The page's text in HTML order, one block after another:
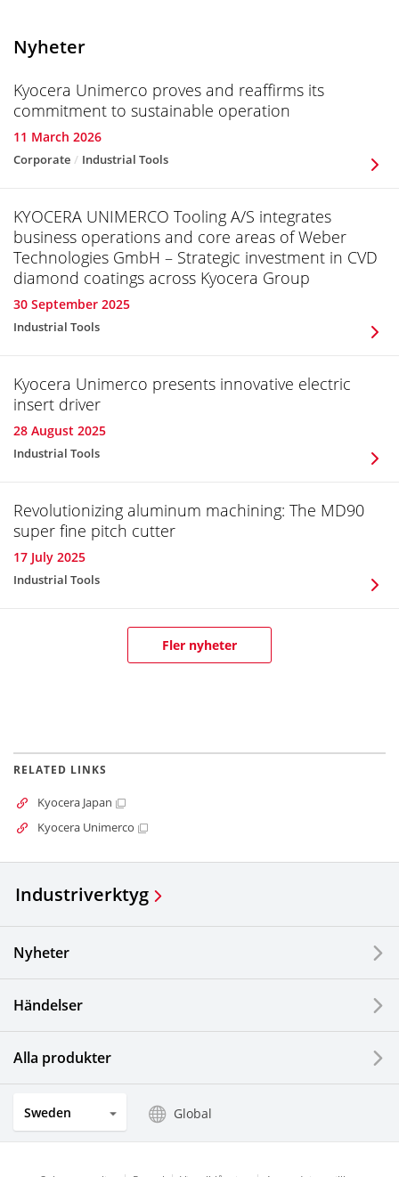
Nyheter
Kyocera Unimerco proves and reaffirms its
commitment to sustainable operation
11 March 2026
Corporate Industrial Tools
KYOCERA UNIMERCO Tooling A/S integrates
business operations and core areas of Weber
Technologies GmbH – Strategic investment in CVD
diamond coatings across Kyocera Group
30 September 2025
Industrial Tools
Kyocera Unimerco presents innovative electric
insert driver
28 August 2025
Industrial Tools
Revolutionizing aluminum machining: The MD90
super fine pitch cutter
17 July 2025
Industrial Tools
Fler nyheter
RELATED LINKS
Kyocera Japan
Kyocera Unimerco
Industriverktyg
Nyheter
Händelser
Alla produkter
Sweden Global